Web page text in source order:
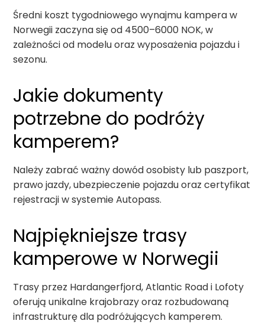
Średni koszt tygodniowego wynajmu kampera w
Norwegii zaczyna się od 4500–6000 NOK, w
zależności od modelu oraz wyposażenia pojazdu i
sezonu.
Jakie dokumenty
potrzebne do podróży
kamperem?
Należy zabrać ważny dowód osobisty lub paszport,
prawo jazdy, ubezpieczenie pojazdu oraz certyfikat
rejestracji w systemie Autopass.
Najpiękniejsze trasy
kamperowe w Norwegii
Trasy przez Hardangerfjord, Atlantic Road i Lofoty
oferują unikalne krajobrazy oraz rozbudowaną
infrastrukturę dla podróżujących kamperem.